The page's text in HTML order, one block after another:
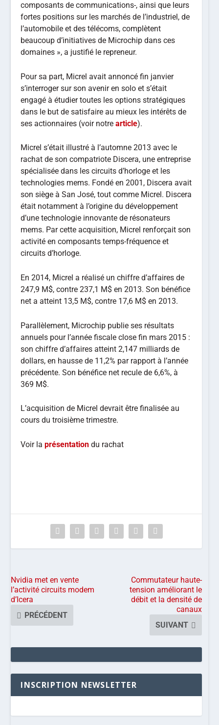
composants de communications-, ainsi que leurs
fortes positions sur les marchés de l’industriel, de
l’automobile et des télécoms, complètent
beaucoup d’initiatives de Microchip dans ces
domaines », a justifié le repreneur.
Pour sa part, Micrel avait annoncé fin janvier
s’interroger sur son avenir en solo et s’était
engagé à étudier toutes les options stratégiques
dans le but de satisfaire au mieux les intérêts de
ses actionnaires (voir notrearticle).
Micrel s’était illustré à l’automne 2013 avec le
rachat de son compatriote Discera, une entreprise
spécialisée dans les circuits d’horloge et les
technologies mems. Fondé en 2001, Discera avait
son siège à San José, tout comme Micrel. Discera
était notamment à l’origine du développement
d’une technologie innovante de résonateurs
mems. Par cette acquisition, Micrel renforçait son
activité en composants temps-fréquence et
circuits d’horloge.
En 2014, Micrel a réalisé un chiffre d’affaires de
247,9 M$, contre 237,1 M$ en 2013. Son bénéfice
net a atteint 13,5 M$, contre 17,6 M$ en 2013.
Parallèlement, Microchip publie ses résultats
annuels pour l’année fiscale close fin mars 2015 :
son chiffre d’affaires atteint 2,147 milliards de
dollars, en hausse de 11,2% par rapport à l’année
précédente. Son bénéfice net recule de 6,6%, à
369 M$.
L’acquisition de Micrel devrait être finalisée au
cours du troisième trimestre.
Voir laprésentation du rachat
Nvidia met en vente
l’activité circuits modem
d’Icera
PRÉCÉDENT
Commutateur haute-
tension améliorant le
débit et la densité de
canaux
SUIVANT
INSCRIPTION NEWSLETTER